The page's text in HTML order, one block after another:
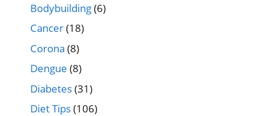
Bodybuilding(6)
Cancer(18)
Corona (8)
Dengue (8)
Diabetes(31)
Diet Tips(106)